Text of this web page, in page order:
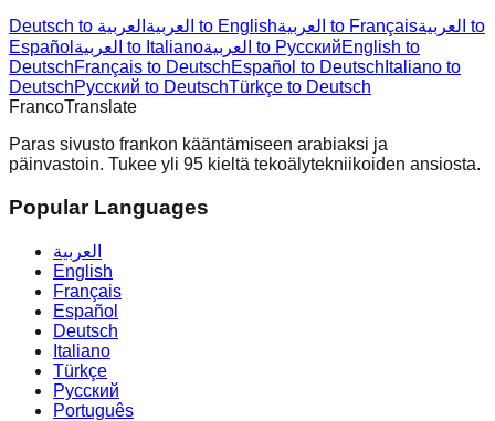
Deutsch to العربية العربية to English العربية to Françaisالعربية to
Español
العربية to Italiano العربية to РусскийEnglish to
DeutschFrançais to DeutschEspañol to Deutsch Italiano to
DeutschРусский to DeutschTürkçe to Deutsch
FrancoTranslate
Paras sivusto frankon kääntämiseen arabiaksi ja
päinvastoin. Tukee yli 95 kieltä tekoälytekniikoiden ansiosta.
Popular Languages
العربية
English
Français
Español
Deutsch
Italiano
Türkçe
Русский
Português